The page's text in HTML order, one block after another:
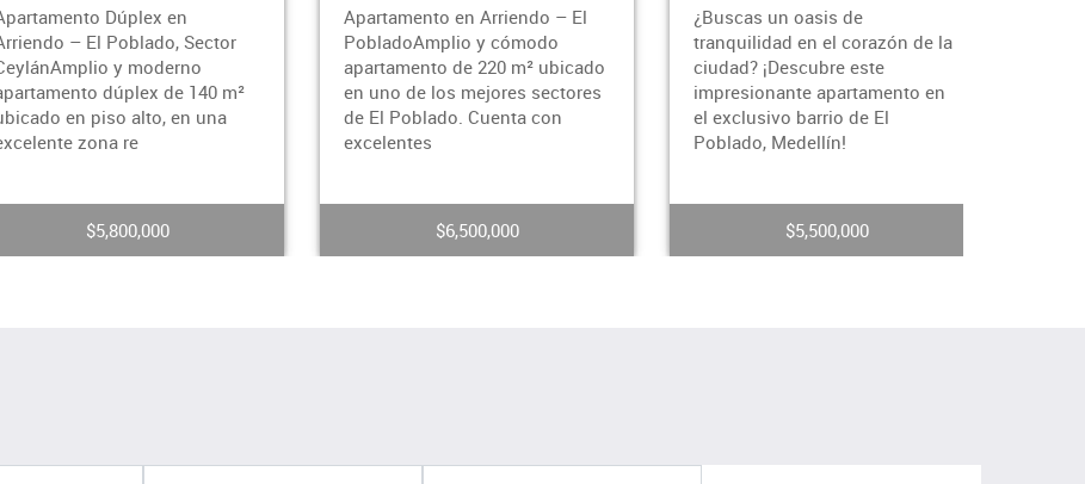
en
Sector
de 140 m²
en una
Apartamento en Arriendo – El
PobladoAmplio y cómodo
apartamento de 220 m² ubicado
en uno de los mejores sectores
de El Poblado. Cuenta con
¿Buscas un oasis de
tranquilidad en el corazón de la
ciudad? ¡Descubre este
impresionante apartamento en
el exclusivo barrio de El
Poblado, Medellín!
tranquilidad en el
impresionante